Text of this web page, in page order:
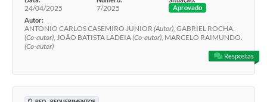
24/04/2025 7/2025
Aprovado
Autor:
ANTONIO CARLOS CASEMIRO JUNIOR (Autor), GABRIEL ROCHA.
(Co-autor), JOÃO BATISTA LADEIA(Co-autor), MARCELO RAIMUNDO.
(Co-autor)
Respostas